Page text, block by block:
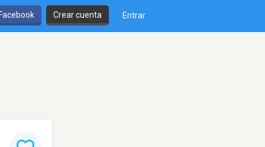
Crear cuenta Entrar